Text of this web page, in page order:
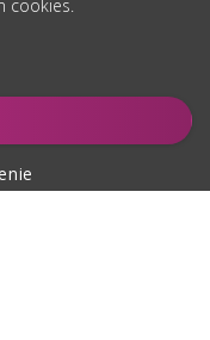
cookies.